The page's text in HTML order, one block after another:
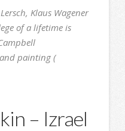
Klaus Wagener
of a lifetime is
painting (
– Izrael